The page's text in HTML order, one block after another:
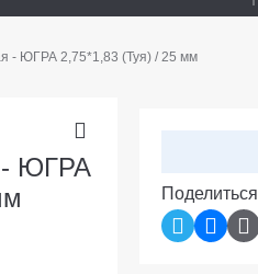
- ЮГРА 2,75*1,83 (Туя) / 25 мм
Поделиться
- ЮГРА